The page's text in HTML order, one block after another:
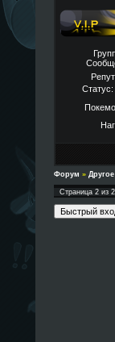
Статус:
Форум » Другое
Страница 2из 2